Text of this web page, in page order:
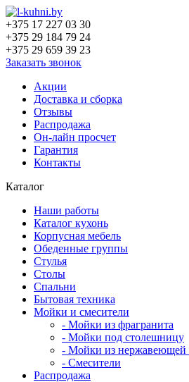
+375 17 227 03 30
+375 29 184 79 24
+375 29 659 39 23
Заказать звонок
Акции
Доставка и сборка
Отзывы
Распродажа
Он-лайн просчет
Гарантия
Контакты
Каталог
Наши работы
Каталог кухонь
Корпусная мебель
Обеденные группы
Стулья
Столы
Спальни
Бытовая техника
Мойки и смесители
- Мойки из фрагранита
- Мойки под столешницу
- Мойки из нержавеющей
- Смесители
Распродажа